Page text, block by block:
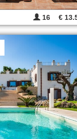
16 €